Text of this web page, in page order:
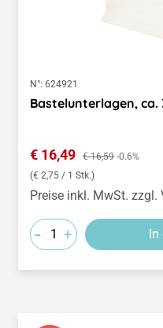
N°: 624921
Bastelunterlagen, ca.
Verkaufspreis:
€ 16,49 Regulärer Preis:
€ 16,59 -0.6%
(€ 2,75 / 1 Stk.)
Preise inkl. MwSt. zzgl.
- + In